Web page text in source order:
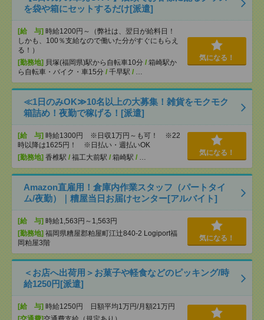
を袋や箱にセットするだけ[派遣]
[給 与] 時給1200円～（弊社は、翌日が給料日！
しかも、100％支給なので働いた分がすぐにもらえ
る！）
[勤務地] 貝塚(福岡県)駅から自転車10分 / 箱崎駅か
ら自転車・バイク・車15分 / 千早駅 / …
気になる！
≪1日のみOK≫10名以上の大募集！雑貨をモクモク
箱詰め！夜勤で稼げる！[派遣]
[給 与] 時給1300円 ※日収1万円～も可！ ※22
時以降は1625円！ ※日払い・週払いOK
[勤務地] 香椎駅 / 福工大前駅 / 箱崎駅 / …
気になる！
Amazon直雇用！倉庫内作業スタッフ（パートタイ
ム/夜勤）｜糟屋当日お届けセンター[アルバイト]
[給 与] 時給1,563円～1,563円
[勤務地] 福岡県糟屋郡粕屋町江辻840-2 Logiport福
岡粕屋3階
気になる！
＜お店へ出荷用＞お菓子や軽食などのピッキング/時
給1250円[派遣]
[給 与] 時給1250円 日額平均1万円/月額21万円